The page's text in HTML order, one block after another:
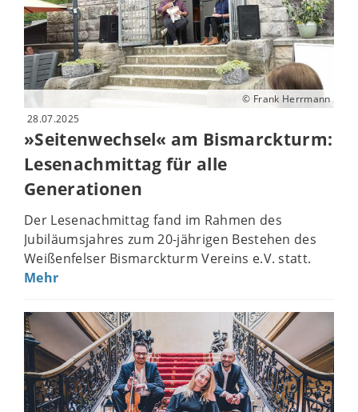
© Frank Herrmann
28.07.2025
»Seitenwechsel« am Bismarckturm:
Lesenachmittag für alle
Generationen
Der Lesenachmittag fand im Rahmen des
Jubiläumsjahres zum 20-jährigen Bestehen des
Weißenfelser Bismarckturm Vereins e.V. statt.
Mehr